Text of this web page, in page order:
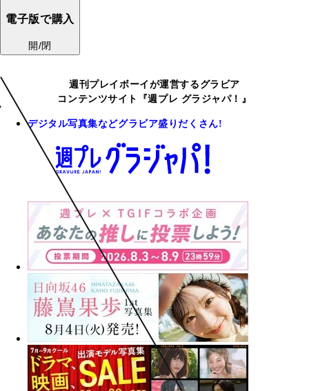
電子版で購入
開/閉
週刊プレイボーイが運営するグラビア
コンテンツサイト『週プレ グラジャパ！』
デジタル写真集などグラビア盛りだくさん!